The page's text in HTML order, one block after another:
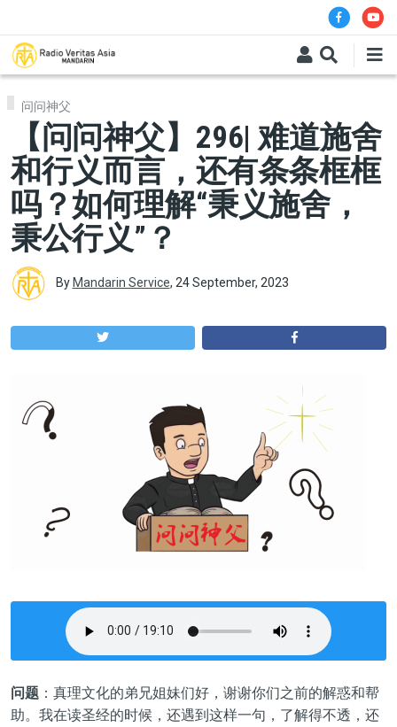
问问神父
【问问神父】296| 难道施舍
和行义而言，还有条条框框
吗？如何理解“秉义施舍，
秉公行义”？
By Mandarin Service, 24 September, 2023
问题：真理文化的弟兄姐妹们好，谢谢你们之前的解惑和帮
助。我在读圣经的时候，还遇到这样一句，了解得不透，还